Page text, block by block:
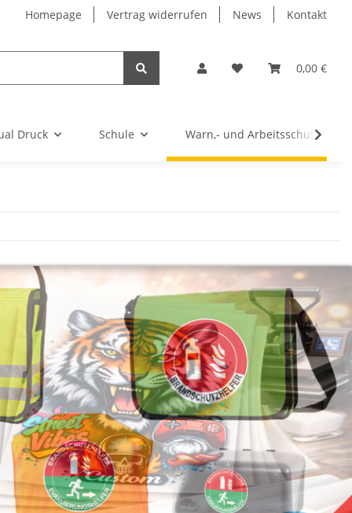
Homepage Vertrag widerrufen News Kontakt
0,00 €
Druck Schule Warn,- und Arbeitsschutz